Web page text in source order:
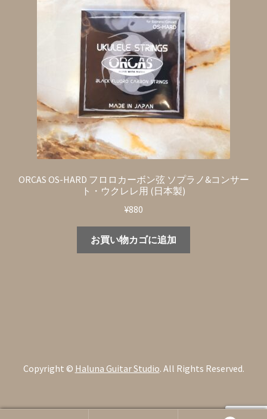
ORCAS OS-HARD フロロカーボン弦 ソプラノ&コンサー
ト・ウクレレ用 (日本製)
¥880
お買い物カゴに追加
Copyright © Haluna Guitar Studio. All Rights Reserved.